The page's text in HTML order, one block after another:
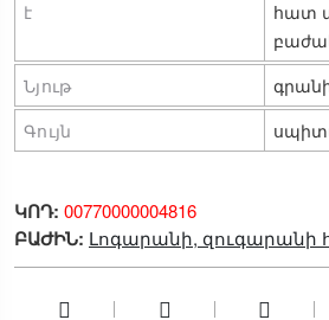
է
հատ
Նյութ
Գույն
ԿՈԴ: 00770000004816
ԲԱԺԻՆ: Լոգարանի, զուգարանի